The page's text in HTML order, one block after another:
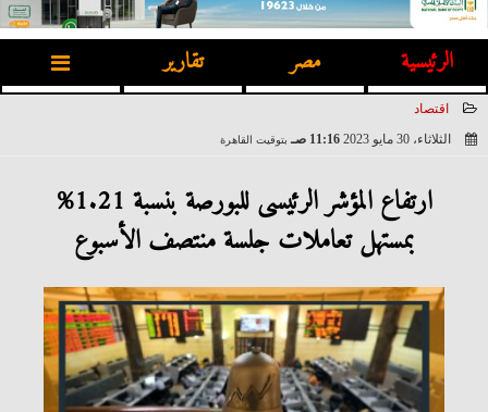
الرئيسية مصر تقارير
اقتصاد
الثلاثاء، 30 مايو 2023
11:16 صـ بتوقيت القاهرة
ارتفاع المؤشر الرئيسى للبورصة بنسبة 1.21%
بمستهل تعاملات جلسة منتصف الأسبوع